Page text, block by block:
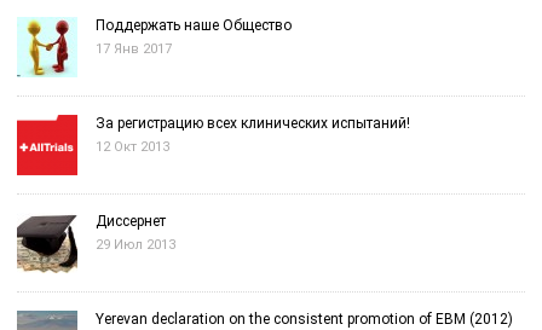
Поддержать наше Общество
17 Янв 2017
За регистрацию всех клинических испытаний!
12 Окт 2013
Диссернет
29 Июл 2013
Yerevan declaration on the consistent promotion of EBM (2012)